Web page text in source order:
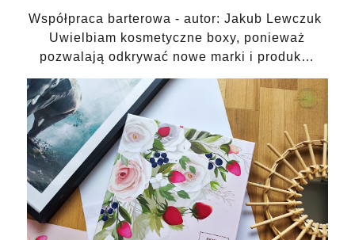
Współpraca barterowa - autor: Jakub Lewczuk
Uwielbiam kosmetyczne boxy, ponieważ
pozwalają odkrywać nowe marki i produk…